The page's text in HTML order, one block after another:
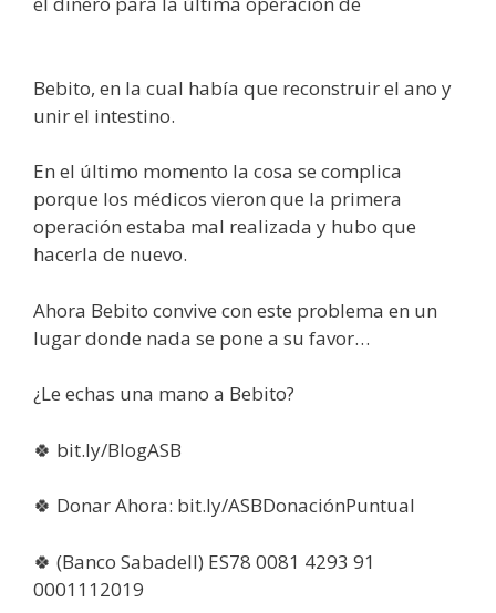
Bebito, en la cual había que reconstruir el ano y
unir el intestino.
En el último momento la cosa se complica
porque los médicos vieron que la primera
operación estaba mal realizada y hubo que
hacerla de nuevo.
Ahora Bebito convive con este problema en un
lugar donde nada se pone a su favor…
¿Le echas una mano a Bebito?
🍀 bit.ly/BlogASB
🍀 Donar Ahora: bit.ly/ASBDonaciónPuntual
🍀 (Banco Sabadell) ES78 0081 4293 91
0001112019